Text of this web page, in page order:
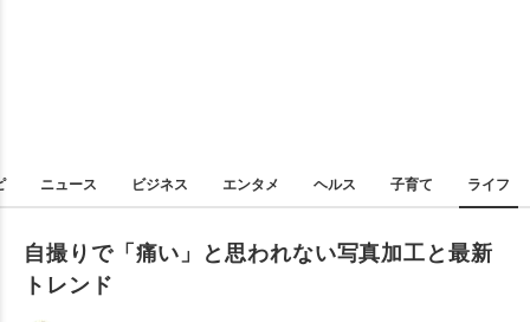
ニュース ビジネス エンタメ ヘルス 子育て ライフ
自撮りで「痛い」と思われない写真加工と最新
トレンド